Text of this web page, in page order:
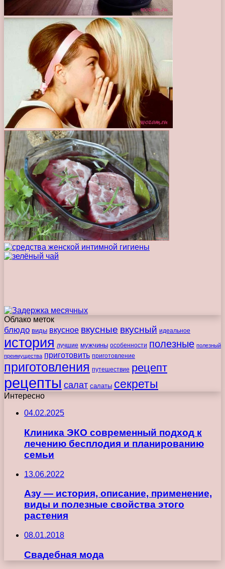
Облако меток
блюдо виды вкусное вкусные вкусный идеальное
история лучшие мужчины особенности полезные полезный
преимущества приготовить приготовление
приготовления путешествие рецепт
рецепты салат салаты секреты
Интересно
04.02.2025
Клиника ЭКО современный подход к
лечению бесплодия и планированию
семьи
13.06.2022
Азу — история, описание, применение,
виды и полезные свойства этого
растения
08.01.2018
Свадебная мода